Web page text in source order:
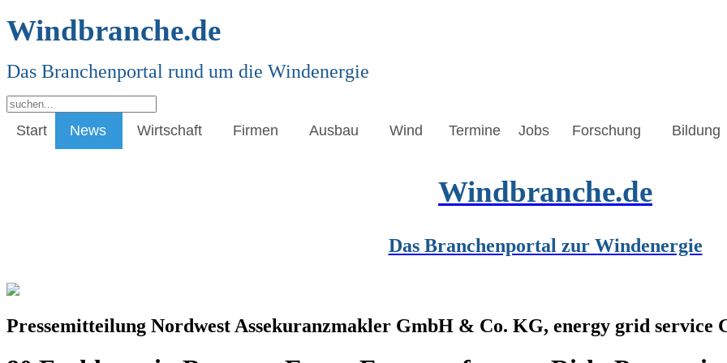
Windbranche.de
Das Branchenportal rund um die Windenergie
Start News Wirtschaft Firmen Ausbau Wind Termine Jobs Forschung Bildung
Windbranche.de
Das Branchenportal zur Windenergie
Pressemitteilung Nordwest Assekuranzmakler GmbH & Co. KG, energy grid service